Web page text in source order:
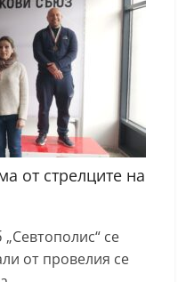
от стрелците на
се
от провелия се